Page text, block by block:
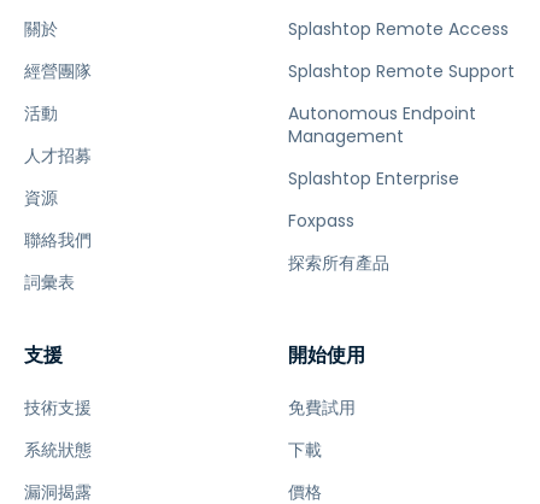
關於
經營團隊
活動
人才招募
資源
聯絡我們
詞彙表
Splashtop Remote Access
Splashtop Remote Support
Autonomous Endpoint
Management
Splashtop Enterprise
Foxpass
探索所有產品
支援
技術支援
系統狀態
漏洞揭露
開始使用
免費試用
下載
價格